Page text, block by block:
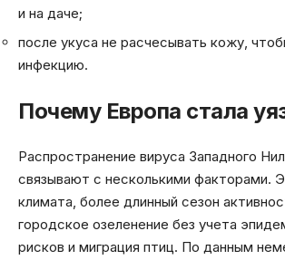
и на даче;
после укуса не расчесывать кожу,
инфекцию.
Почему Европа стала
Распространение вируса Западного
связывают с несколькими факторами.
климата, более длинный сезон
городское озеленение без учета
рисков и миграция птиц. По данным